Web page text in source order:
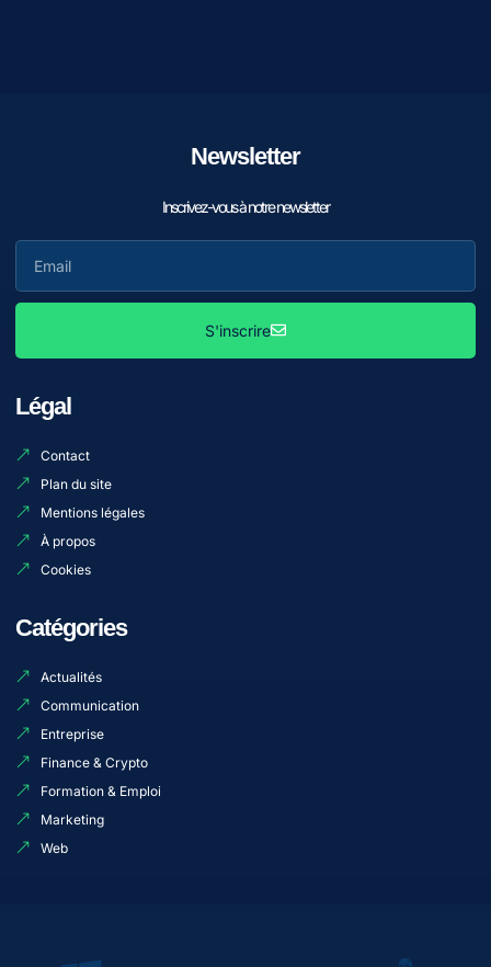
Newsletter
Inscrivez-vous à notre newsletter
S'inscrire
Légal
Contact
Plan du site
Mentions légales
À propos
Cookies
Catégories
Actualités
Communication
Entreprise
Finance & Crypto
Formation & Emploi
Marketing
Web